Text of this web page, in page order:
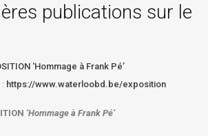
publications sur le
‘Hommage à Frank Pé’
https://www.waterloobd.be/exposition
‘Hommage à Frank Pé’